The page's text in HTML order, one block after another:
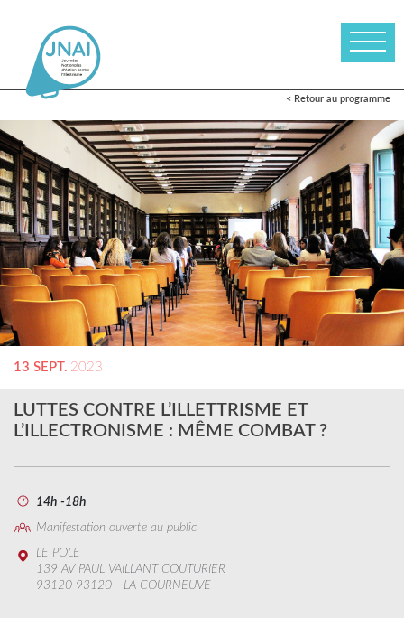
< Retour au programme
13 SEPT. 2023
LUTTES CONTRE L’ILLETTRISME ET
L’ILLECTRONISME : MÊME COMBAT ?
14h -18h
Manifestation ouverte au public
LE POLE
139 AV PAUL VAILLANT COUTURIER
93120 93120 - LA COURNEUVE